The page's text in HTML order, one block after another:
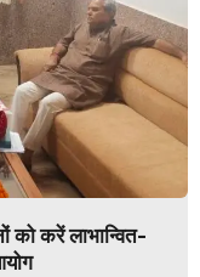
को करें लाभान्वित-